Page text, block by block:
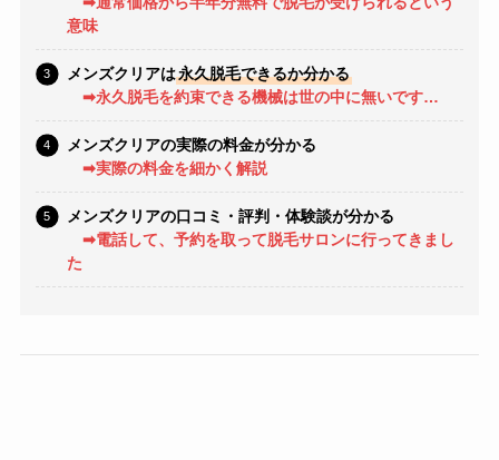
意味
メンズクリアは永久脱毛できるか分かる
➡永久脱毛を約束できる機械は世の中に無いです…
メンズクリアの実際の料金が分かる
➡実際の料金を細かく解説
メンズクリアの口コミ・評判・体験談が分かる
➡電話して、予約を取って脱毛サロンに行ってきまし
た